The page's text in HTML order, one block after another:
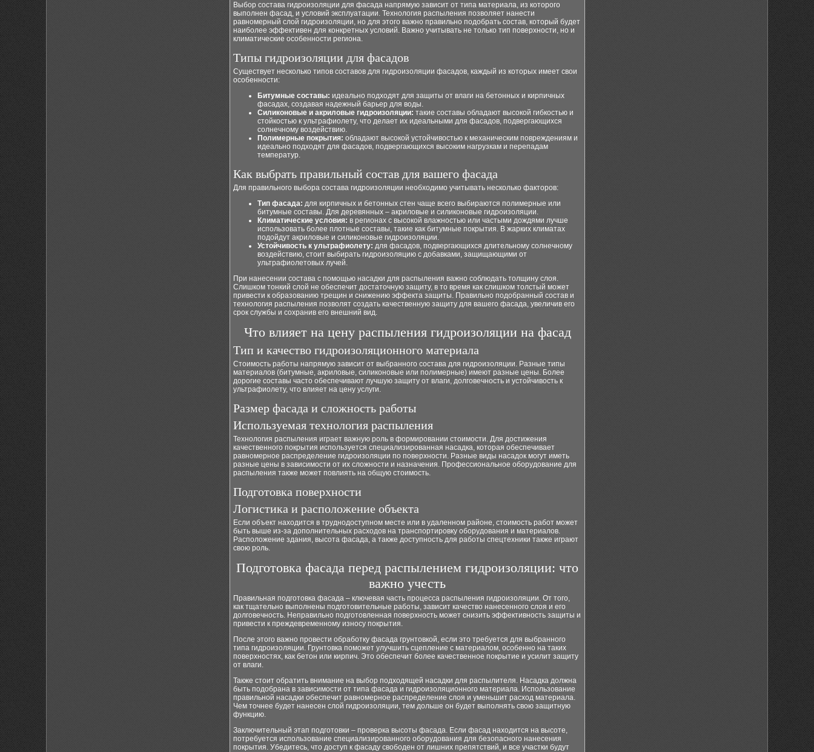
Выбор состава гидроизоляции для фасада напрямую зависит от типа материала, из которого
выполнен фасад, и условий эксплуатации. Технология распыления позволяет нанести
равномерный слой гидроизоляции, но для этого важно правильно подобрать состав, который будет
наиболее эффективен для конкретных условий. Важно учитывать не только тип поверхности, но и
климатические особенности региона.
Типы гидроизоляции для фасадов
Существует несколько типов составов для гидроизоляции фасадов, каждый из которых имеет свои
особенности:
Битумные составы: идеально подходят для защиты от влаги на бетонных и кирпичных
фасадах, создавая надежный барьер для воды.
Силиконовые и акриловые гидроизоляции: такие составы обладают высокой гибкостью и
стойкостью к ультрафиолету, что делает их идеальными для фасадов, подвергающихся
солнечному воздействию.
Полимерные покрытия: обладают высокой устойчивостью к механическим повреждениям и
идеально подходят для фасадов, подвергающихся высоким нагрузкам и перепадам
температур.
Как выбрать правильный состав для вашего фасада
Для правильного выбора состава гидроизоляции необходимо учитывать несколько факторов:
Тип фасада: для кирпичных и бетонных стен чаще всего выбираются полимерные или
битумные составы. Для деревянных – акриловые и силиконовые гидроизоляции.
Климатические условия: в регионах с высокой влажностью или частыми дождями лучше
использовать более плотные составы, такие как битумные покрытия. В жарких климатах
подойдут акриловые и силиконовые гидроизоляции.
Устойчивость к ультрафиолету: для фасадов, подвергающихся длительному солнечному
воздействию, стоит выбирать гидроизоляцию с добавками, защищающими от
ультрафиолетовых лучей.
При нанесении состава с помощью насадки для распыления важно соблюдать толщину слоя.
Слишком тонкий слой не обеспечит достаточную защиту, в то время как слишком толстый может
привести к образованию трещин и снижению эффекта защиты. Правильно подобранный состав и
технология распыления позволят создать качественную защиту для вашего фасада, увеличив его
срок службы и сохранив его внешний вид.
Что влияет на цену распыления гидроизоляции на фасад
Тип и качество гидроизоляционного материала
Стоимость работы напрямую зависит от выбранного состава для гидроизоляции. Разные типы
материалов (битумные, акриловые, силиконовые или полимерные) имеют разные цены. Более
дорогие составы часто обеспечивают лучшую защиту от влаги, долговечность и устойчивость к
ультрафиолету, что влияет на цену услуги.
Размер фасада и сложность работы
Используемая технология распыления
Технология распыления играет важную роль в формировании стоимости. Для достижения
качественного покрытия используется специализированная насадка, которая обеспечивает
равномерное распределение гидроизоляции по поверхности. Разные виды насадок могут иметь
разные цены в зависимости от их сложности и назначения. Профессиональное оборудование для
распыления также может повлиять на общую стоимость.
Подготовка поверхности
Логистика и расположение объекта
Если объект находится в труднодоступном месте или в удаленном районе, стоимость работ может
быть выше из-за дополнительных расходов на транспортировку оборудования и материалов.
Расположение здания, высота фасада, а также доступность для работы спецтехники также играют
свою роль.
Подготовка фасада перед распылением гидроизоляции: что
важно учесть
Правильная подготовка фасада – ключевая часть процесса распыления гидроизоляции. От того,
как тщательно выполнены подготовительные работы, зависит качество нанесенного слоя и его
долговечность. Неправильно подготовленная поверхность может снизить эффективность защиты и
привести к преждевременному износу покрытия.
После этого важно провести обработку фасада грунтовкой, если это требуется для выбранного
типа гидроизоляции. Грунтовка поможет улучшить сцепление с материалом, особенно на таких
поверхностях, как бетон или кирпич. Это обеспечит более качественное покрытие и усилит защиту
от влаги.
Также стоит обратить внимание на выбор подходящей насадки для распылителя. Насадка должна
быть подобрана в зависимости от типа фасада и гидроизоляционного материала. Использование
правильной насадки обеспечит равномерное распределение слоя и уменьшит расход материала.
Чем точнее будет нанесен слой гидроизоляции, тем дольше он будет выполнять свою защитную
функцию.
Заключительный этап подготовки – проверка высоты фасада. Если фасад находится на высоте,
потребуется использование специализированного оборудования для безопасного нанесения
покрытия. Убедитесь, что доступ к фасаду свободен от лишних препятствий, и все участки будут